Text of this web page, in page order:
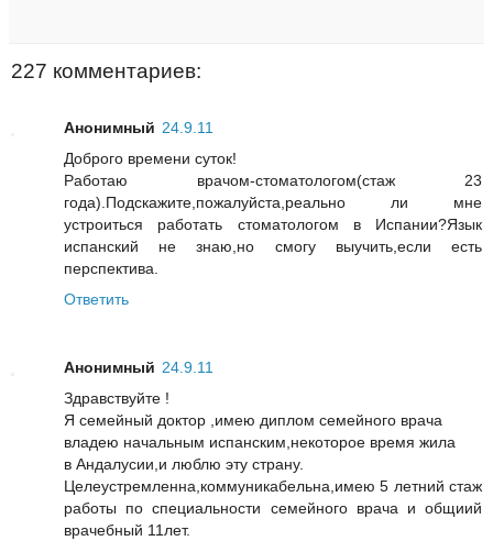
227 комментариев:
Анонимный 24.9.11
Доброго времени суток!
Работаю врачом-стоматологом(стаж 23
года).Подскажите,пожалуйста,реально ли мне
устроиться работать стоматологом в Испании?Язык
испанский не знаю,но смогу выучить,если есть
перспектива.
Ответить
Анонимный 24.9.11
Здравствуйте !
Я семейный доктор ,имею диплом семейного врача
владею начальным испанским,некоторое время жила
в Андалусии,и люблю эту страну.
Целеустремленна,коммуникабельна,имею 5 летний стаж
работы по специальности семейного врача и общиий
врачебный 11лет.